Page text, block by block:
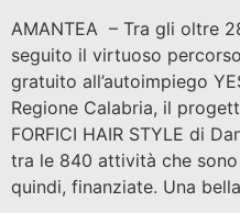
AMANTEA – Tra gli oltre
seguito il virtuoso
gratuito all’autoimpiego
Regione Calabria, il
FORFICI HAIR STYLE di
tra le 840 attività che
quindi, finanziate. Una